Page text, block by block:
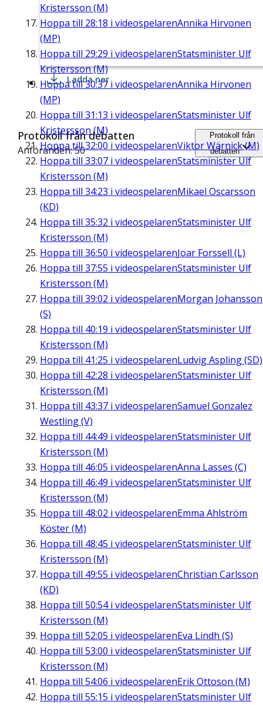
Kristersson (M)
Hoppa till 28:18 i videospelarenAnnika Hirvonen
(MP)
Hoppa till 29:29 i videospelarenStatsminister Ulf
Kristersson (M)
Hoppa till30:37 i videospelarenAnnika Hirvonen
(MP)
Hoppa till 31:13 i videospelarenStatsminister Ulf
Kristersson (M)
Hoppa till32:00 i videospelarenViktor Wärnick (M)
Hoppa till 33:07 i videospelarenStatsminister Ulf
Kristersson (M)
Hoppa till 34:23 i videospelarenMikael Oscarsson
(KD)
Hoppa till 35:32 i videospelarenStatsminister Ulf
Kristersson (M)
Hoppa till 36:50 i videospelarenJoar Forssell (L)
Hoppa till 37:55 i videospelarenStatsminister Ulf
Kristersson (M)
Hoppa till 39:02 i videospelarenMorgan Johansson
(S)
Hoppa till 40:19 i videospelarenStatsminister Ulf
Kristersson (M)
Hoppa till 41:25 i videospelarenLudvig Aspling (SD)
Hoppa till 42:28 i videospelarenStatsminister Ulf
Kristersson (M)
Hoppa till 43:37 i videospelarenSamuel Gonzalez
Westling (V)
Hoppa till 44:49 i videospelarenStatsminister Ulf
Kristersson (M)
Hoppa till 46:05 i videospelarenAnna Lasses (C)
Hoppa till 46:49 i videospelarenStatsminister Ulf
Kristersson (M)
Hoppa till 48:02 i videospelarenEmma Ahlström
Köster (M)
Hoppa till 48:45 i videospelarenStatsminister Ulf
Kristersson (M)
Hoppa till 49:55 i videospelarenChristian Carlsson
(KD)
Hoppa till 50:54i videospelarenStatsminister Ulf
Kristersson (M)
Hoppa till 52:05 i videospelarenEva Lindh (S)
Hoppa till 53:00 i videospelarenStatsminister Ulf
Kristersson (M)
Hoppa till 54:06 i videospelarenErik Ottoson (M)
Hoppa till 55:15 i videospelarenStatsminister Ulf
Ladda ner
Protokoll från debatten
Anföranden: 50
Protokoll från
debatten